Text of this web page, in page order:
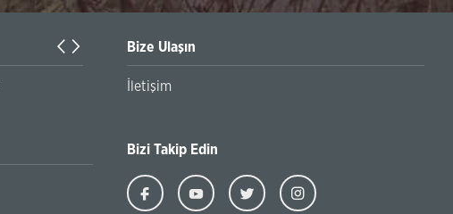
Spor Kulübümüzün 22. olağan Genel Kurul Toplantısı
Bize Ulaşın
İletişim
Bizi Takip Edin